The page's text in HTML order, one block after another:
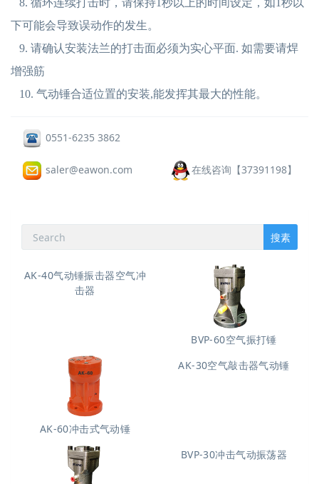
8. 循环连续打击时，请保持1秒以上的时间设定，如1秒以
下可能会导致误动作的发生。
9. 请确认安装法兰的打击面必须为实心平面. 如需要请焊
增强筋
10. 气动锤合适位置的安装,能发挥其最大的性能。
0551-6235 3862
saler@eawon.com 在线咨询【37391198】
搜素
击器
BVP-60空气振打锤
AK-60冲击式气动锤